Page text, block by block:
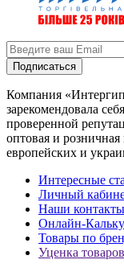
Подписаться
Компания
зарекомендовала
проверенной
оптовая и
европейских и
Интересные
Личный
Наши контакты
Онлайн-
Товары по
Уценка товаров